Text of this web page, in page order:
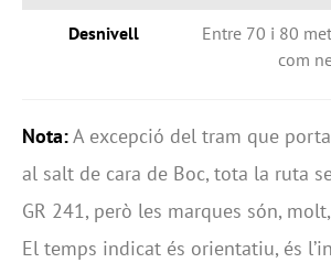
Desnivell
Entre 70 i 80
com
Nota:A excepció del tram que
al salt de cara de Boc, tota la ruta
GR 241, però les marques són,
El temps indicat és orientatiu, és